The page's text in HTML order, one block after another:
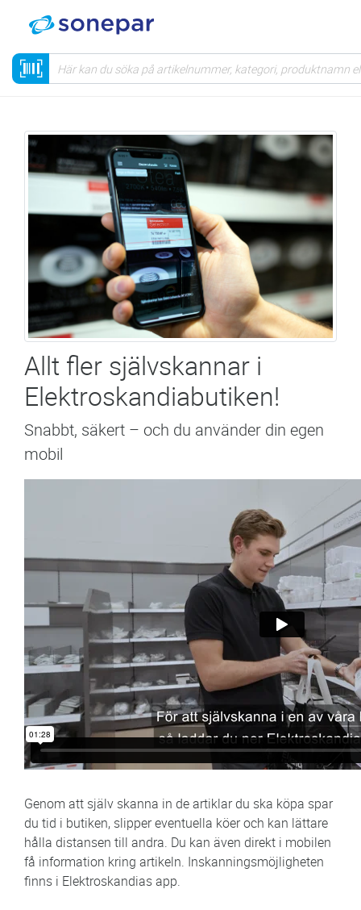
Allt fler självskannar i
Elektroskandiabutiken!
Snabbt, säkert – och du använder din egen
mobil
Genom att själv skanna in de artiklar du ska köpa spar
du tid i butiken, slipper eventuella köer och kan lättare
hålla distansen till andra. Du kan även direkt i mobilen
få information kring artikeln. Inskanningsmöjligheten
finns i Elektroskandias app.